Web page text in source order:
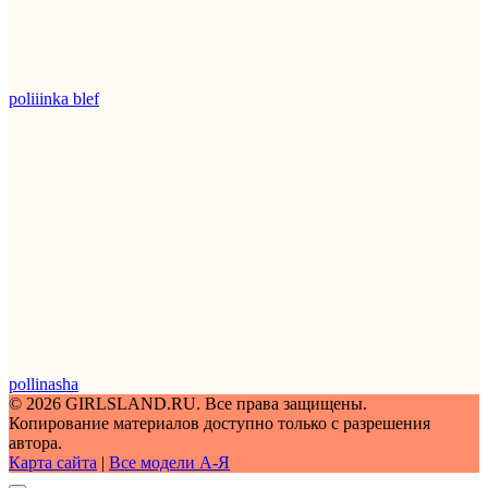
poliiinka blef
pollinasha
© 2026 GIRLSLAND.RU. Все права защищены.
Копирование материалов доступно только с разрешения
автора.
Карта сайта | Все модели A-Я